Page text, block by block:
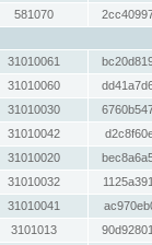
581070
31010061
31010060
31010030
31010042
31010020
31010032
31010041
3101013